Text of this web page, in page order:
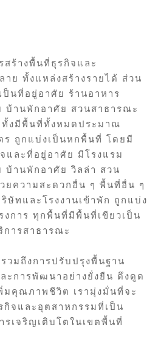
สร้างพื้นที่ธุรกิจและ
ย ทั้งแหล่งสร้างรายได้ ส่วน
นที่อยู่อาศัย ร้านอาหาร
บ้านพักอาศัย สวนสาธารณะ
งมีพื้นที่ทั้งหมดประมาณ
ร ถูกแบ่งเป็นหกพื้นที่ โดยมี
และที่อยู่อาศัย มีโรงแรม
บ้านพักอาศัย วิลล่า สวน
ยความสะดวกอื่น ๆ พื้นที่อื่น ๆ
ทและโรงงานเข้าพัก ถูกแบ่ง
การ ทุกพื้นที่มีพื้นที่เขียวเป็น
ารสาธารณะ
วมถึงการปรับปรุงพื้นฐาน
ะการพัฒนาอย่างยั่งยืน ดึงดูด
มคุณภาพชีวิต เรามุ่งมั่นที่จะ
จและอุตสาหกรรมที่เป็น
รเจริญเติบโตในเขตพื้นที่